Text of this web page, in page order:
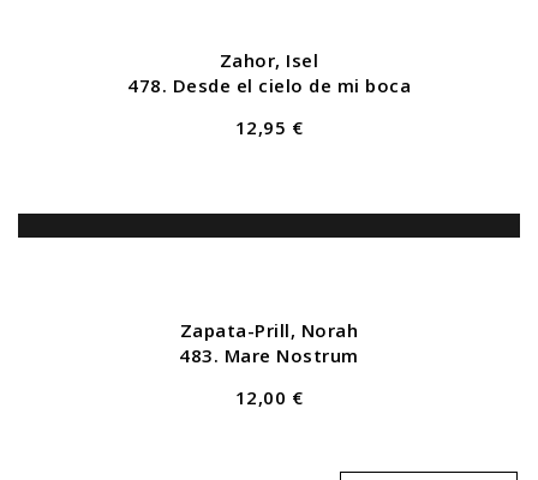
Zahor, Isel
478. Desde el cielo de mi boca
12,95 €
Zapata-Prill, Norah
483. Mare Nostrum
12,00 €